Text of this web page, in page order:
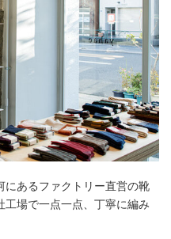
あるファクトリー直営の靴
場で一点一点、丁寧に編み